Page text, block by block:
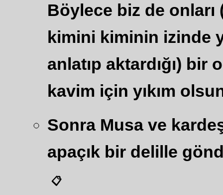
Böylece biz de onları
kimini kiminin izinde
anlatıp aktardığı) bir
kavim için yıkım
Sonra Musa ve
apaçık bir delille
📋